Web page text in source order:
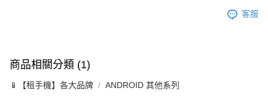
客服
商品相關分類 (1)
📱【租手機】各大品牌 ANDROID 其他系列